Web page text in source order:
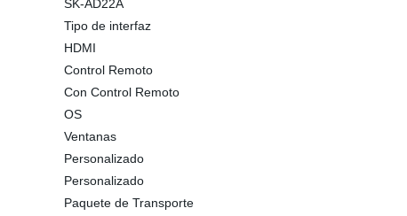
SK-AD22A
Tipo de interfaz
HDMI
Control Remoto
Con Control Remoto
OS
Ventanas
Personalizado
Personalizado
Paquete de Transporte